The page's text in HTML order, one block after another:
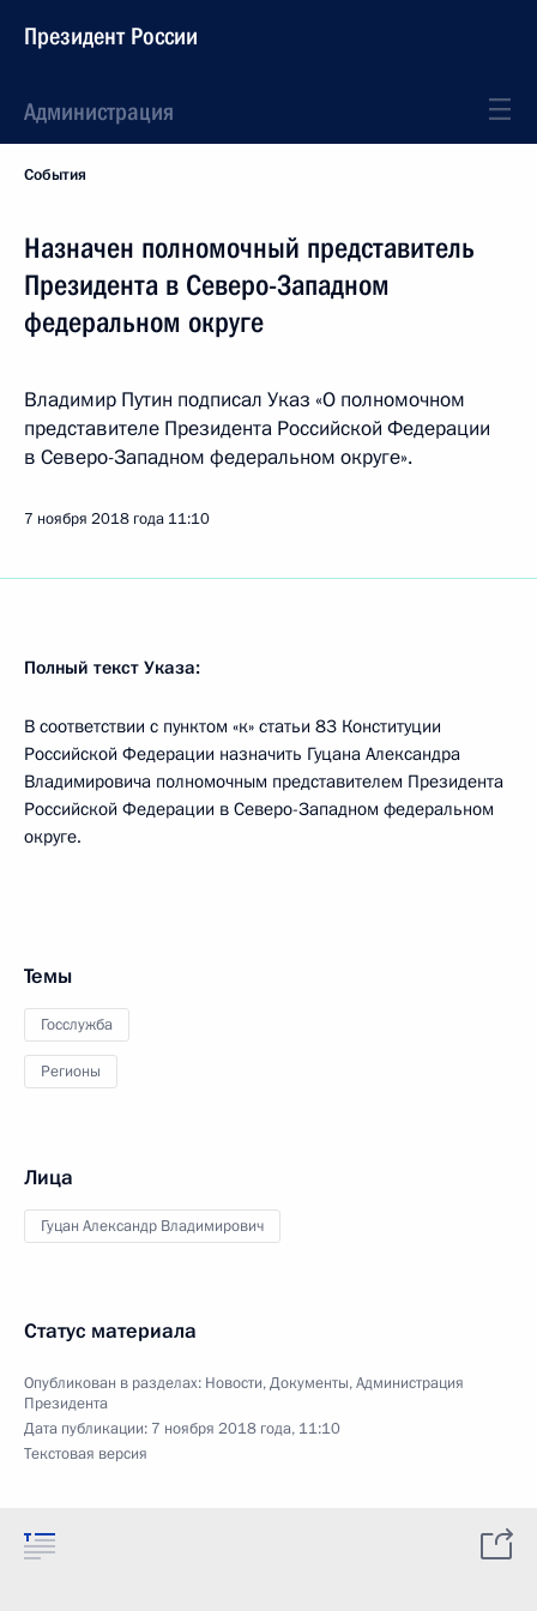
Президент России
Администрация
События
Назначен полномочный представитель
Президента в Северо-Западном
федеральном округе
Владимир Путин подписал Указ «О полномочном
представителе Президента Российской Федерации
в Северо-Западном федеральном округе».
7 ноября 2018 года 11:10
Полный текст Указа:
В соответствии с пунктом «к» статьи 83 Конституции
Российской Федерации назначить Гуцана Александра
Владимировича полномочным представителем Президента
Российской Федерации в Северо-Западном федеральном
округе.
Темы
Госслужба
Регионы
Лица
Гуцан Александр Владимирович
Статус материала
Опубликован в разделах: Новости,Документы,Администрация
Президента
Дата публикации: 7 ноября 2018 года, 11:10
Текстовая версия